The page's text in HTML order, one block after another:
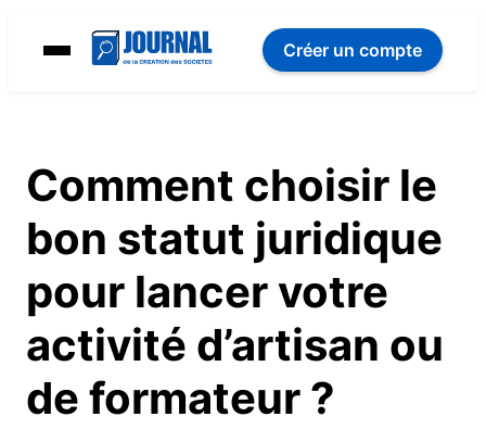
Créer un compte
Comment choisir le
bon statut juridique
pour lancer votre
activité d’artisan ou
de formateur ?